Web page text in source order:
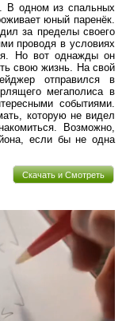
В одном из спальных
юный паренёк.
за пределы своего
проводя в условиях
Но вот однажды он
свою жизнь. На свой
отправился в
мегаполиса в
событиями.
которую не видел
Возможно,
если бы не одна
Скачать и Смотреть